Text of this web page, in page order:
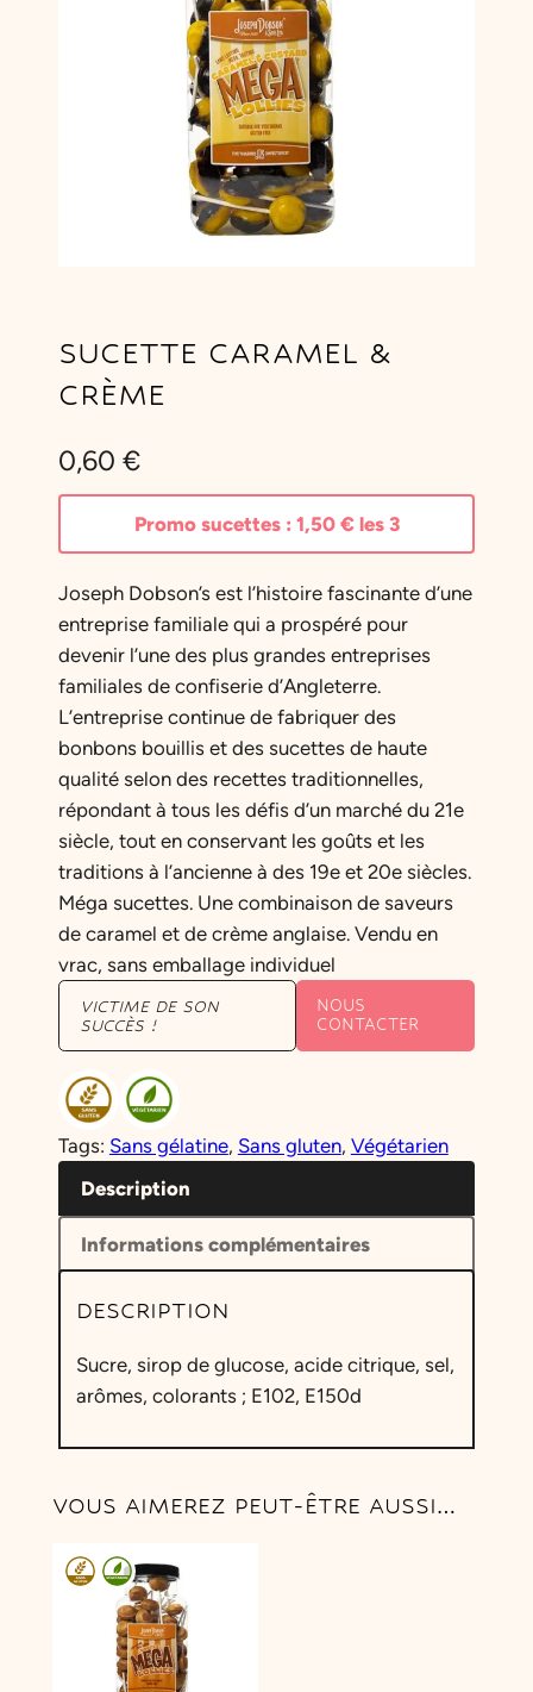
SUCETTE CARAMEL &
CRÈME
0,60 €
Promo sucettes : 1,50 €les 3
Joseph Dobson’s est l’histoire fascinante d’une
entreprise familiale qui a prospéré pour
devenir l’une des plus grandes entreprises
familiales de confiserie d’Angleterre.
L’entreprise continue de fabriquer des
bonbons bouillis et des sucettes de haute
qualité selon des recettes traditionnelles,
répondant à tous les défis d’un marché du 21e
siècle, tout en conservant les goûts et les
traditions à l’ancienne à des 19e et 20e siècles.
Méga sucettes. Une combinaison de saveurs
de caramel et de crème anglaise. Vendu en
vrac, sans emballage individuel
VICTIME DE SON
SUCCÈS !
NOUS
CONTACTER
Tags: Sans gélatine, Sans gluten, Végétarien
Description
Informations complémentaires
DESCRIPTION
Sucre, sirop de glucose, acide citrique, sel,
arômes, colorants ; E102, E150d
VOUS AIMEREZ PEUT-ÊTRE AUSSI…